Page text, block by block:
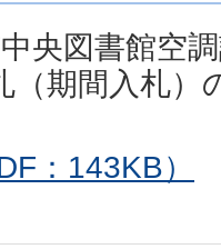
央図書館空
（期間入札）
：143KB）